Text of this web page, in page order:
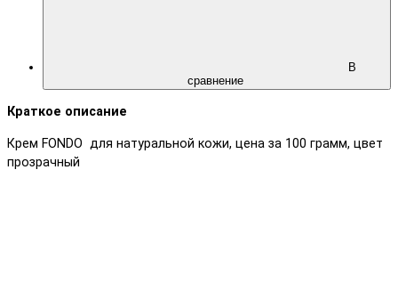
В
сравнение
Краткое описание
Крем FONDO для натуральной кожи, цена за 100 грамм, цвет
прозрачный